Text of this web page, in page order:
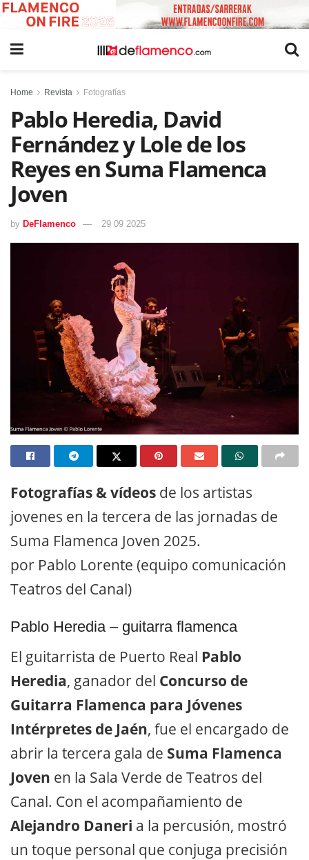
Home Revista Fotografías
Pablo Heredia, David
Fernández y Lole de los
Reyes en Suma Flamenca
Joven
by DeFlamenco 29 09 2025
Fotografías & vídeos de los artistas
jovenes en la tercera de las jornadas de
Suma Flamenca Joven 2025.
por Pablo Lorente (equipo comunicación
Teatros del Canal)
Pablo Heredia – guitarra flamenca
El guitarrista de Puerto Real Pablo
Heredia, ganador del Concurso de
Guitarra Flamenca para Jóvenes
Intérpretes de Jaén, fue el encargado de
abrir la tercera gala de Suma Flamenca
Joven en la Sala Verde de Teatros del
Canal. Con el acompañamiento de
Alejandro Daneri a la percusión, mostró
un toque personal que conjuga precisión